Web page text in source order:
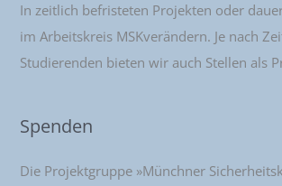
In zeitlich befristeten Projekten oder
im Arbeitskreis MSKverändern. Je nach
Studierenden bieten wir auch Stellen als
Spenden
Die Projektgruppe »Münchner